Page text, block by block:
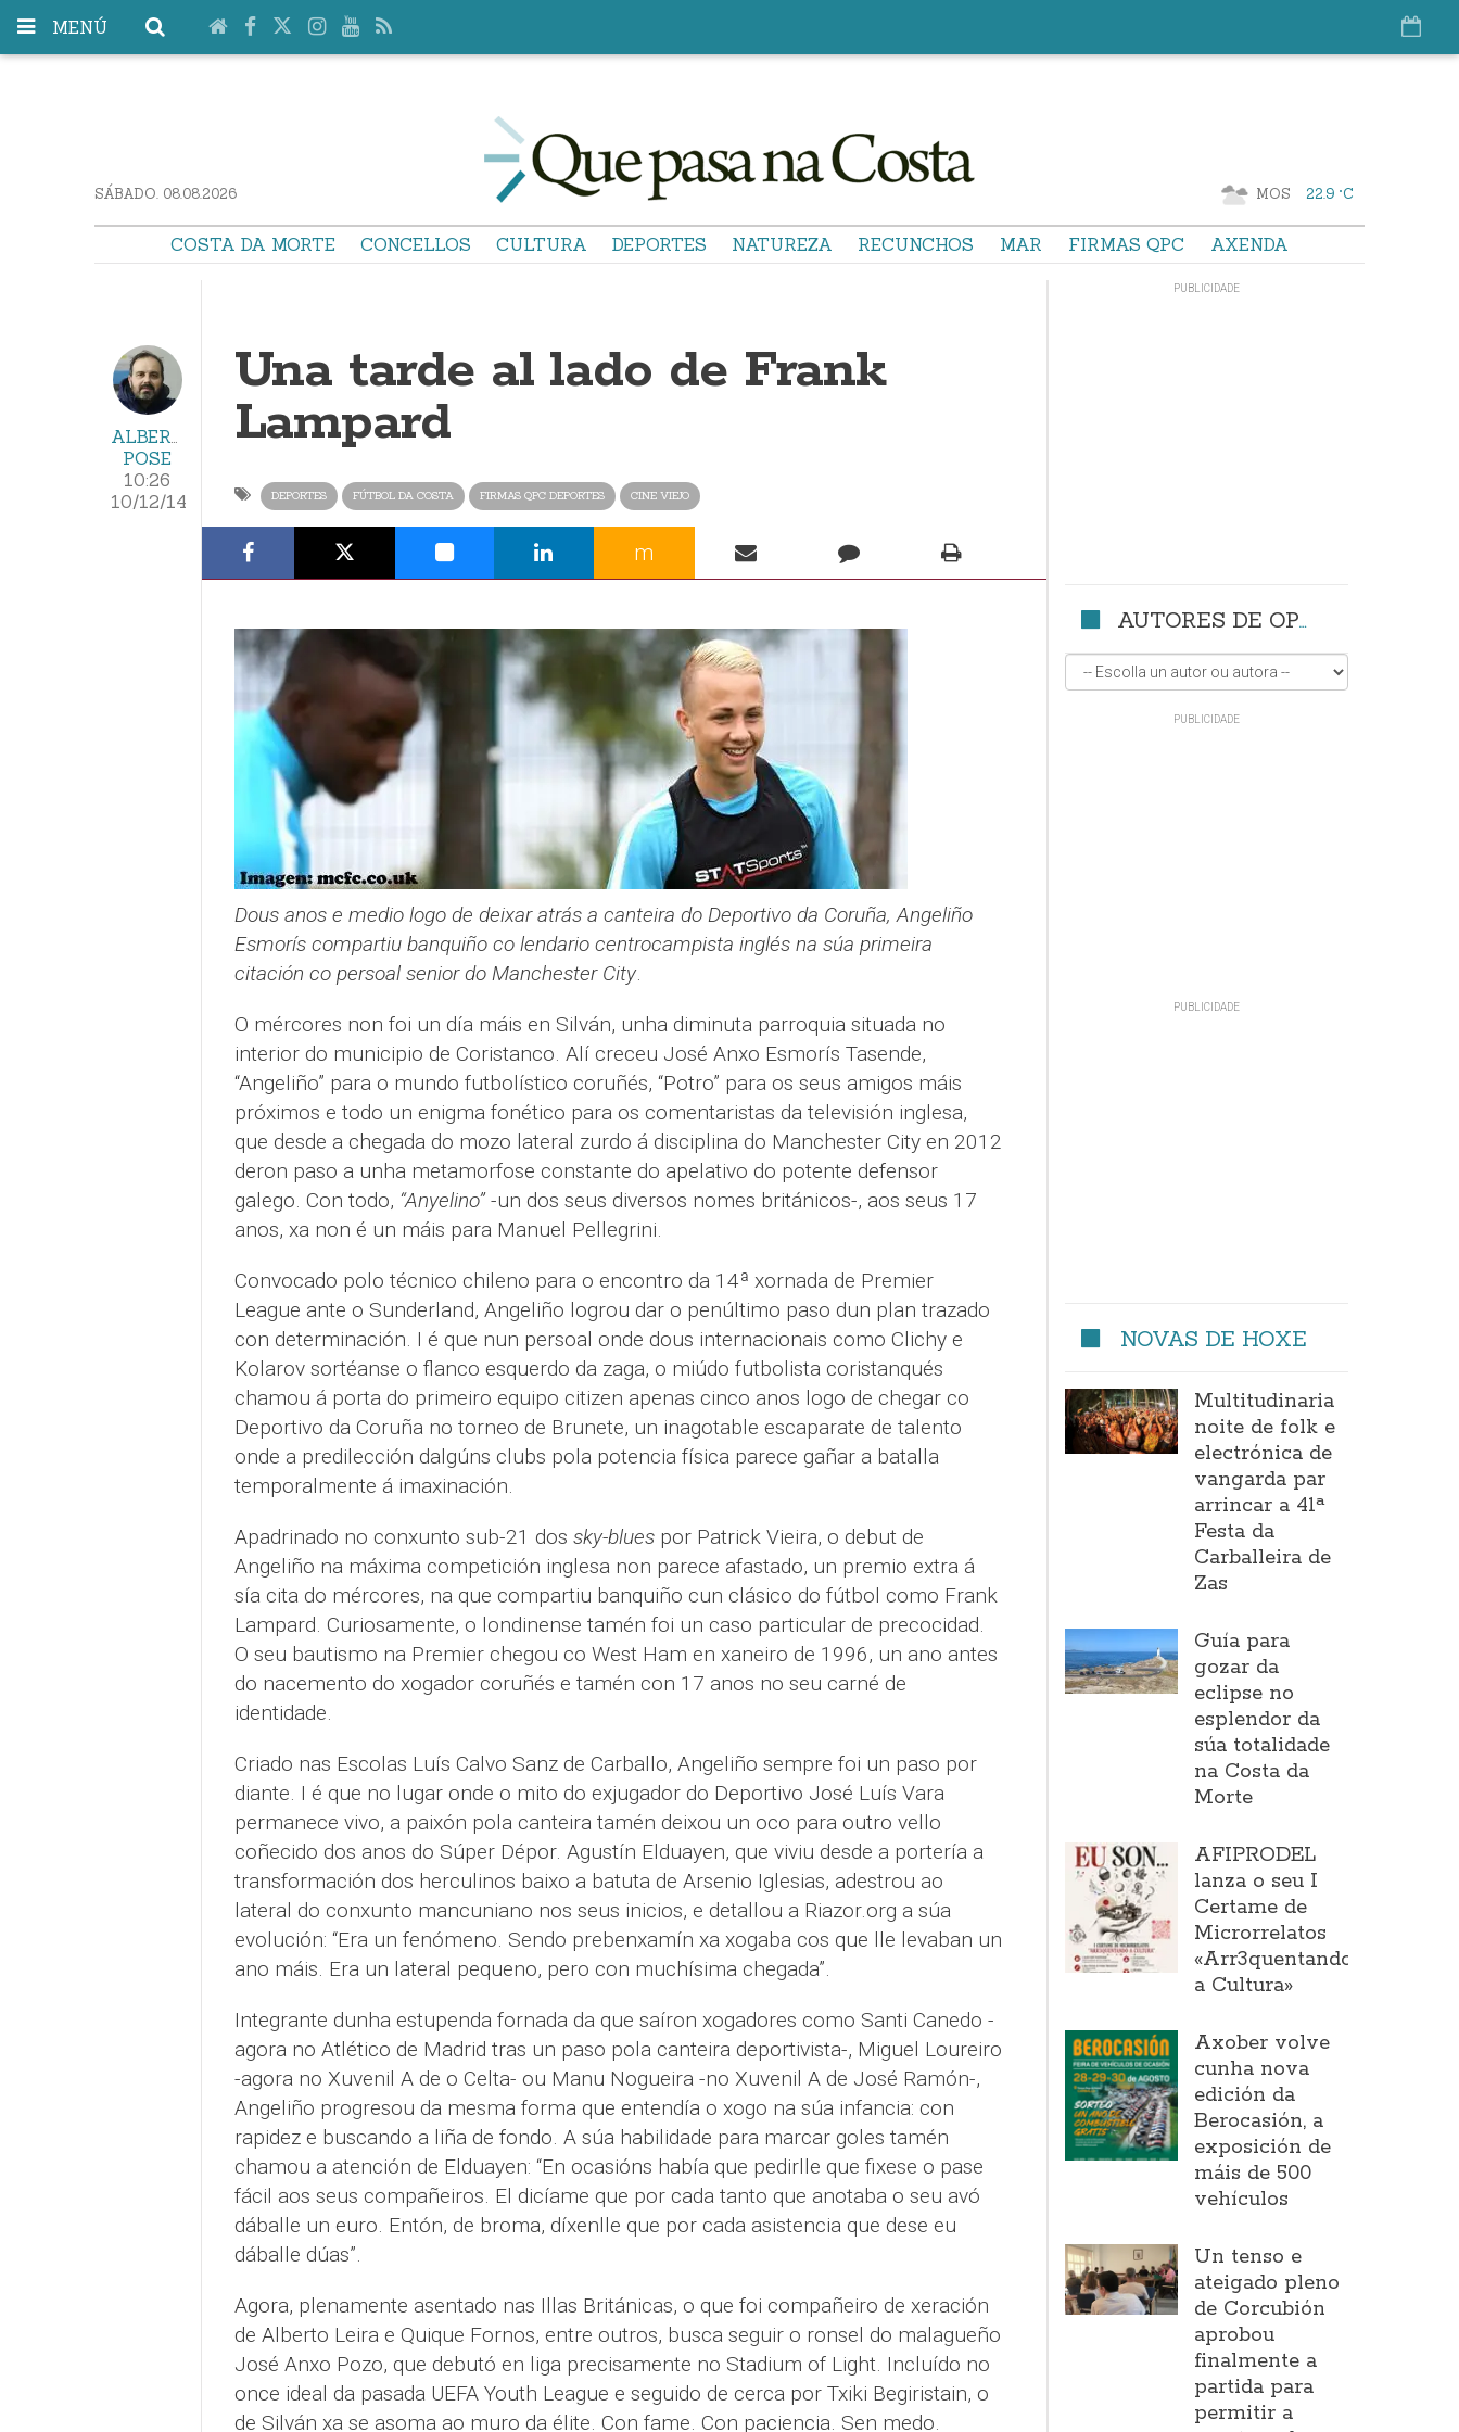
MENÚ
SÁBADO. 08.08.2026 MOS 22.9 °C
COSTA DA MORTE CONCELLOS CULTURA DEPORTES NATUREZA RECUNCHOS MAR FIRMAS QPC AXENDA
ALBERTO
POSE
10:26
10/12/14
Una tarde al lado de Frank
Lampard
DEPORTES FÚTBOL DA COSTA FIRMAS QPC DEPORTES CINE VIEJO
m
Dous anos e medio logo de deixar atrás a canteira do Deportivo da Coruña, Angeliño
Esmorís compartiu banquiño co lendario centrocampista inglés na súa primeira
citación co persoal senior do Manchester City.
O mércores non foi un día máis en Silván, unha diminuta parroquia situada no
interior do municipio de Coristanco. Alí creceu José Anxo Esmorís Tasende,
“Angeliño” para o mundo futbolístico coruñés, “Potro” para os seus amigos máis
próximos e todo un enigma fonético para os comentaristas da televisión inglesa,
que desde a chegada do mozo lateral zurdo á disciplina do Manchester City en 2012
deron paso a unha metamorfose constante do apelativo do potente defensor
galego. Con todo, “Anyelino”-un dos seus diversos nomes británicos-, aos seus 17
anos, xa non é un máis para Manuel Pellegrini.
Convocado polo técnico chileno para o encontro da 14ª xornada de Premier
League ante o Sunderland, Angeliño logrou dar o penúltimo paso dun plan trazado
con determinación. I é que nun persoal onde dous internacionais como Clichy e
Kolarov sortéanse o flanco esquerdo da zaga, o miúdo futbolista coristanqués
chamou á porta do primeiro equipo citizen apenas cinco anos logo de chegar co
Deportivo da Coruña no torneo de Brunete, un inagotable escaparate de talento
onde a predilección dalgúns clubs pola potencia física parece gañar a batalla
temporalmente á imaxinación.
Apadrinado no conxunto sub-21 dos sky-bluespor Patrick Vieira, o debut de
Angeliño na máxima competición inglesa non parece afastado, un premio extra á
sía cita do mércores, na que compartiu banquiño cun clásico do fútbol como Frank
Lampard. Curiosamente, o londinense tamén foi un caso particular de precocidad.
O seu bautismo na Premier chegou co West Ham en xaneiro de 1996, un ano antes
do nacemento do xogador coruñés e tamén con 17 anos no seu carné de
identidade.
Criado nas Escolas Luís Calvo Sanz de Carballo, Angeliño sempre foi un paso por
diante. I é que no lugar onde o mito do exjugador do Deportivo José Luís Vara
permanece vivo, a paixón pola canteira tamén deixou un oco para outro vello
coñecido dos anos do Súper Dépor. Agustín Elduayen, que viviu desde a portería a
transformación dos herculinos baixo a batuta de Arsenio Iglesias, adestrou ao
lateral do conxunto mancuniano nos seus inicios, e detallou a Riazor.org a súa
evolución: “Era un fenómeno. Sendo prebenxamín xa xogaba cos que lle levaban un
ano máis. Era un lateral pequeno, pero con muchísima chegada”.
Integrante dunha estupenda fornada da que saíron xogadores como Santi Canedo -
agora no Atlético de Madrid tras un paso pola canteira deportivista-, Miguel Loureiro
-agora no Xuvenil A de o Celta- ou Manu Nogueira -no Xuvenil A de José Ramón-,
Angeliño progresou da mesma forma que entendía o xogo na súa infancia: con
rapidez e buscando a liña de fondo. A súa habilidade para marcar goles tamén
chamou a atención de Elduayen: “En ocasións había que pedirlle que fixese o pase
fácil aos seus compañeiros. El dicíame que por cada tanto que anotaba o seu avó
dáballe un euro. Entón, de broma, díxenlle que por cada asistencia que dese eu
dáballe dúas”.
Agora, plenamente asentado nas Illas Británicas, o que foi compañeiro de xeración
de Alberto Leira e Quique Fornos, entre outros, busca seguir o ronsel do malagueño
José Anxo Pozo, que debutó en liga precisamente no Stadium of Light. Incluído no
once ideal da pasada UEFA Youth League e seguido de cerca por Txiki Begiristain, o
de Silván xa se asoma ao muro da élite. Con fame. Con paciencia. Sen medo.
AUTORES DE OPINIÓN
NOVAS DE HOXE
Multitudinaria
noite de folk e
electrónica de
vangarda par
arrincar a 41ª
Festa da
Carballeira de
Zas
Guía para
gozar da
eclipse no
esplendor da
súa totalidade
na Costa da
Morte
AFIPRODEL
lanza o seu I
Certame de
Microrrelatos
«Arr3quentando
a Cultura»
Axober volve
cunha nova
edición da
Berocasión, a
exposición de
máis de 500
vehículos
Un tenso e
ateigado pleno
de Corcubión
aprobou
finalmente a
partida para
permitir a